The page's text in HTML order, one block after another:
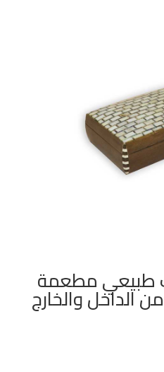
طبيعي مطعمة
الداخل والخارج